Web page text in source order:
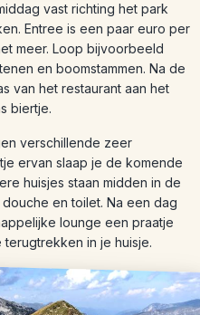
vast richting het park
Entree is een paar euro per
meer. Loop bijvoorbeeld
en boomstammen. Na de
van het restaurant aan het
biertje.
verschillende zeer
ervan slaap je de komende
huisjes staan midden in de
en toilet. Na een dag
lounge een praatje
in je huisje.